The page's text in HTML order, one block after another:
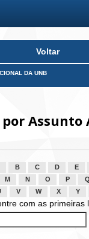
Voltar
DA UNB
Assunto
B C D E
M N O P Q
V W X Y
com as primeiras